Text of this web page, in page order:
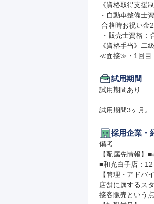
《資格取得支援制
・自動車整備士
合格時お祝い金20％支給、資格手当支給
《資格手当》二
≪面接≫・1回目
試用期間
試用期間あり
試用期間3ヶ月。
採用企業・
備考
【配属先情報】
■和光白子店：
【管理・アドバ
店舗に属するス
接客販売という